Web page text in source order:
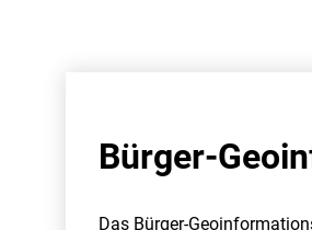
Bürger-
Das Bürger-